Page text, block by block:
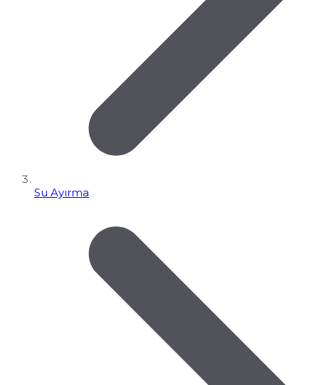
Su Ayırma